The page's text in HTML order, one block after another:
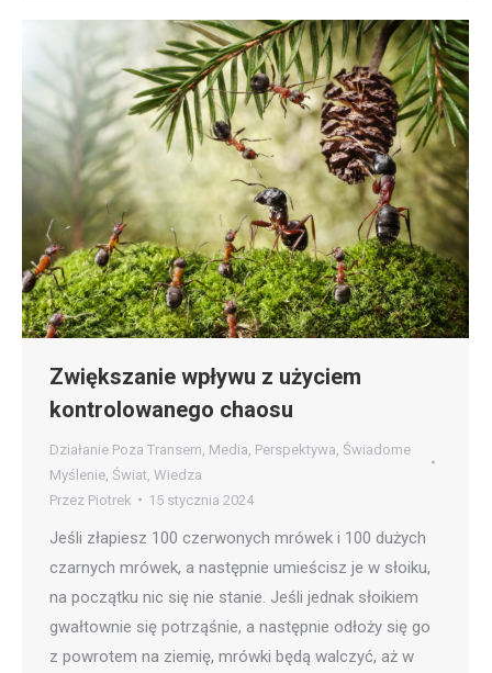
Zwiększanie wpływu z użyciem
kontrolowanego chaosu
Działanie Poza Transem Media Perspektywa Świadome
Myślenie Świat Wiedza
Przez Piotrek 15 stycznia 2024
Jeśli złapiesz 100 czerwonych mrówek i 100 dużych
czarnych mrówek, a następnie umieścisz je w słoiku,
na początku nic się nie stanie. Jeśli jednak słoikiem
gwałtownie się potrząśnie, a następnie odłoży się go
z powrotem na ziemię, mrówki będą walczyć, aż w